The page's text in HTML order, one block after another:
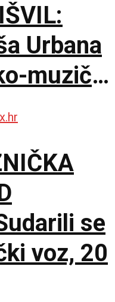
Urbana
muzički
se
voz, 20